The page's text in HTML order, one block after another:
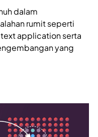
dalam
rumit seperti
application serta
yang